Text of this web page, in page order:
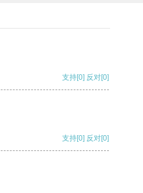
支持[0] 反对[0]
支持[0] 反对[0]